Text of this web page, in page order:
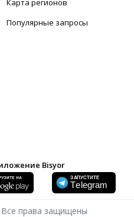
Карта регионов
Популярные запросы
Bisyor
Все права защищены